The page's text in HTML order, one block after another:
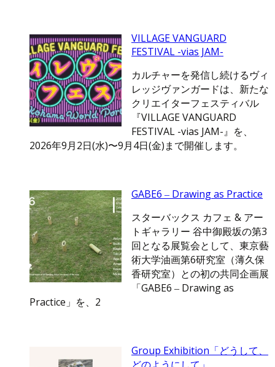
VILLAGE VANGUARD
FESTIVAL -vias JAM-
カルチャーを発信し続けるヴィ
レッジヴァンガードは、新たな
クリエイターフェスティバル
『VILLAGE VANGUARD
FESTIVAL -vias JAM-』を、
2026年9月2日(水)〜9月4日(金)まで開催します。
GABE6 ‒ Drawing as Practice
スターバックス カフェ & アー
トギャラリー 谷中御殿坂の第3
回となる展覧会として、東京藝
術大学油画第6研究室（薄久保
香研究室）との初の共同企画展
「GABE6 ‒ Drawing as
Practice」を、2
Group Exhibition「どうして、